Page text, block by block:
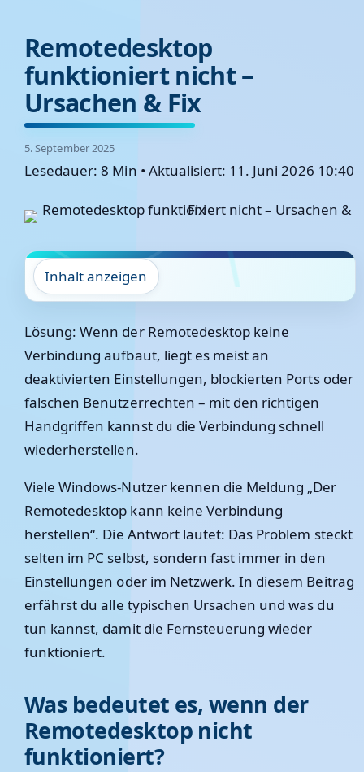
Remotedesktop
funktioniert nicht –
Ursachen & Fix
5. September 2025
Lesedauer: 8 Min • Aktualisiert: 11. Juni 2026 10:40
Inhalt anzeigen
Lösung: Wenn der Remotedesktop keine
Verbindung aufbaut, liegt es meist an
deaktivierten Einstellungen, blockierten Ports oder
falschen Benutzerrechten – mit den richtigen
Handgriffen kannst du die Verbindung schnell
wiederherstellen.
Viele Windows-Nutzer kennen die Meldung „Der
Remotedesktop kann keine Verbindung
herstellen“. Die Antwort lautet: Das Problem steckt
selten im PC selbst, sondern fast immer in den
Einstellungen oder im Netzwerk. In diesem Beitrag
erfährst du alle typischen Ursachen und was du
tun kannst, damit die Fernsteuerung wieder
funktioniert.
Was bedeutet es, wenn der
Remotedesktop nicht
funktioniert?